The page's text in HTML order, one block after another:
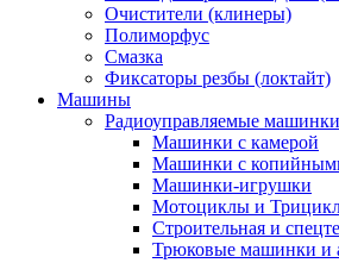
Очистители (клинеры)
Полиморфус
Смазка
Фиксаторы резбы (локтайт)
Машины
Радиоуправляемые
Машинки с камерой
Машинки с
Машинки-игрушки
Мотоциклы и
Строительная и
Трюковые машинки и